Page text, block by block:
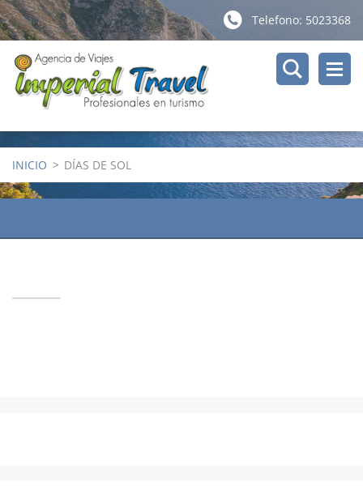
Telefono: 5023368
INICIO > DÍAS DE SOL